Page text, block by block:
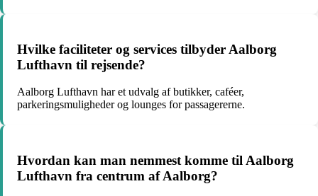
Hvilke faciliteter og services tilbyder Aalborg
Lufthavn til rejsende?
Aalborg Lufthavn har et udvalg af butikker, caféer,
parkeringsmuligheder og lounges for passagererne.
Hvordan kan man nemmest komme til Aalborg
Lufthavn fra centrum af Aalborg?